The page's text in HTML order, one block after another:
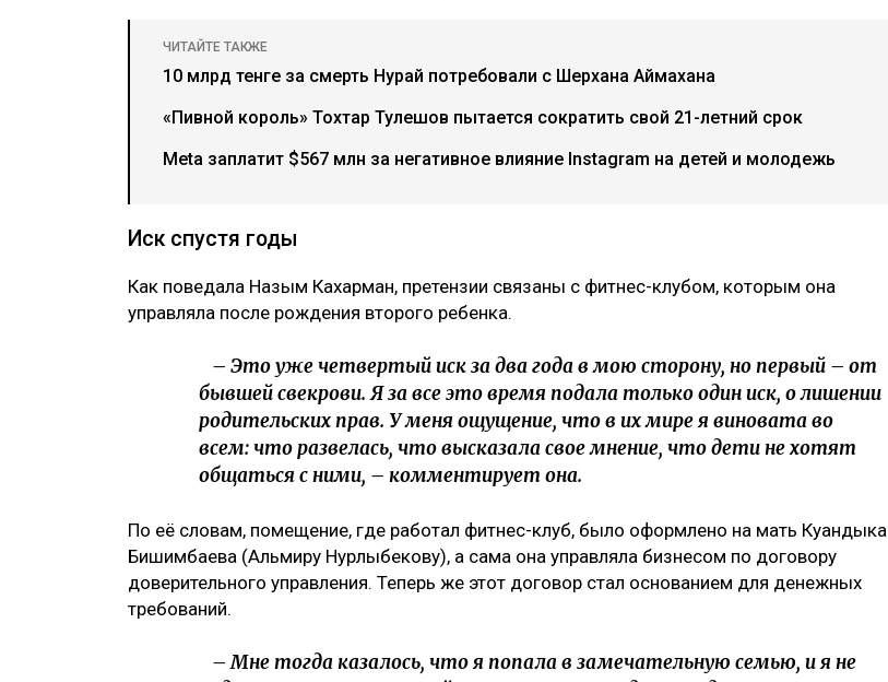
ЧИТАЙТЕ ТАКЖЕ
10 млрд тенге за смерть Нурай потребовали с Шерхана Аймахана
«Пивной король» Тохтар Тулешов пытается сократить свой 21-летний срок
Meta заплатит $567 млн за негативное влияние Instagram на детей и молодежь
Иск спустя годы
Как поведала Назым Кахарман, претензии связаны с фитнес-клубом, которым она
управляла после рождения второго ребенка.
– Это уже четвертый иск за два года в мою сторону, но первый – от
бывшей свекрови. Я за все это время подала только один иск, о лишении
родительских прав. У меня ощущение, что в их мире я виновата во
всем: что развелась, что высказала свое мнение, что дети не хотят
общаться с ними, – комментирует она.
По её словам, помещение, где работал фитнес-клуб, было оформлено на мать Куандыка
Бишимбаева (Альмиру Нурлыбекову), а сама она управляла бизнесом по договору
доверительного управления. Теперь же этот договор стал основанием для денежных
требований.
– Мне тогда казалось, что я попала в замечательную семью, и я не